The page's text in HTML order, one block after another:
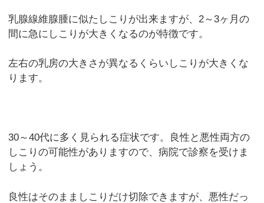
乳腺線維腺腫に似たしこりが出来ますが、2～3ヶ月の
間に急にしこりが大きくなるのが特徴です。
左右の乳房の大きさが異なるくらいしこりが大きくな
ります。
30～40代に多く見られる症状です。良性と悪性両方の
しこりの可能性がありますので、病院で診察を受けま
しょう。
良性はそのまましこりだけ切除できますが、悪性だっ